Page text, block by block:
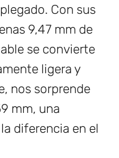
Con sus
9,47 mm de
se convierte
ligera y
nos sorprende
mm, una
diferencia en el